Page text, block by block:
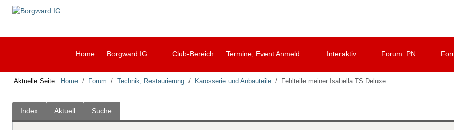
Home Borgward IG Club-Bereich Termine, Event Anmeld. Interaktiv Forum. PN
Aktuelle Seite: Home Forum Technik, Restaurierung Karosserie und Anbauteile Fehlteile meiner Isabella TS Deluxe
Index Aktuell Suche